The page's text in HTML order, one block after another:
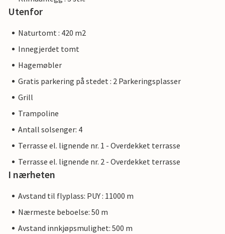
Utenfor
Naturtomt : 420 m2
Innegjerdet tomt
Hagemøbler
Gratis parkering på stedet : 2 Parkeringsplasser
Grill
Trampoline
Antall solsenger: 4
Terrasse el. lignende nr. 1 - Overdekket terrasse
Terrasse el. lignende nr. 2 - Overdekket terrasse
I nærheten
Avstand til flyplass: PUY : 11000 m
Nærmeste beboelse: 50 m
Avstand innkjøpsmulighet: 500 m